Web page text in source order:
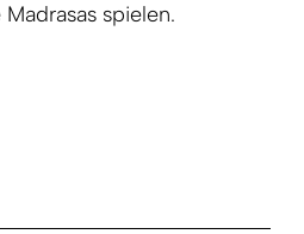
spielen.